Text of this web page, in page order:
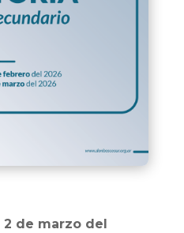
2 de marzo del